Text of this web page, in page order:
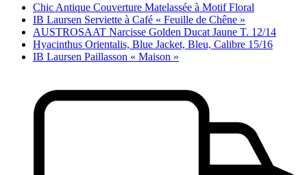
Chic Antique Couverture Matelassée à Motif Floral
IB Laursen Serviette à Café « Feuille de Chêne »
AUSTROSAAT Narcisse Golden Ducat Jaune T. 12/14
Hyacinthus Orientalis, Blue Jacket, Bleu, Calibre 15/16
IB Laursen Paillasson « Maison »